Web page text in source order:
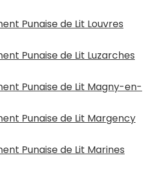
Punaise de Lit Louvres
Punaise de Lit Luzarches
Punaise de Lit Magny-en-
Punaise de Lit Margency
Punaise de Lit Marines